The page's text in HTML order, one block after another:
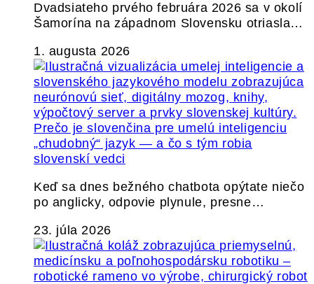
Dvadsiateho prvého februára 2026 sa v okolí
Šamorína na západnom Slovensku otriasla…
1. augusta 2026
Prečo je slovenčina pre umelú inteligenciu
„chudobný“ jazyk — a čo s tým robia
slovenskí vedci
Keď sa dnes bežného chatbota opýtate niečo
po anglicky, odpovie plynule, presne…
23. júla 2026